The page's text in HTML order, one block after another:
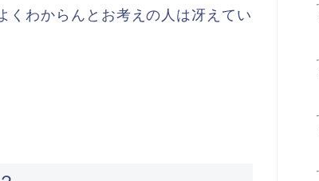
くわからんとお考えの人は冴えてい